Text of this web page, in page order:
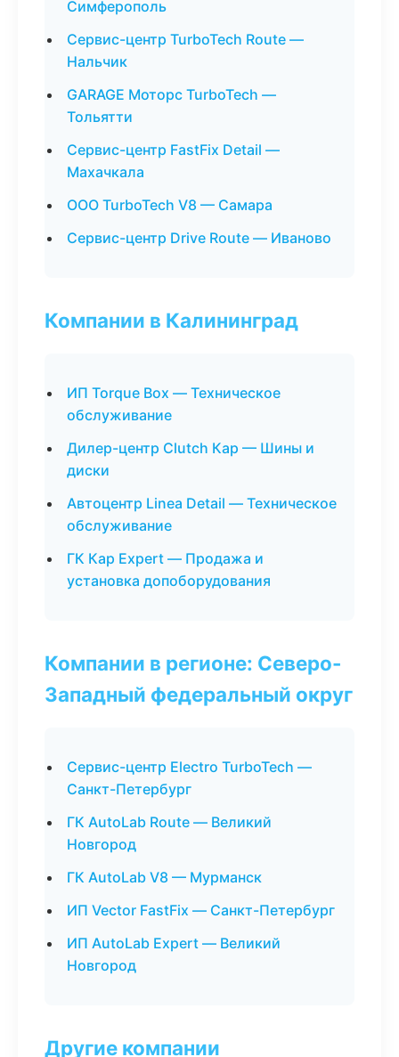
Симферополь
Сервис-центр TurboTech Route —
Нальчик
GARAGE Моторс TurboTech —
Тольятти
Сервис-центр FastFix Detail —
Махачкала
ООО TurboTech V8 — Самара
Сервис-центр Drive Route — Иваново
Компании в Калининград
ИП Torque Box — Техническое
обслуживание
Дилер-центр Clutch Кар — Шины и
диски
Автоцентр Linea Detail — Техническое
обслуживание
ГК Кар Expert — Продажа и
установка допоборудования
Компании в регионе: Северо-
Западный федеральный округ
Сервис-центр Electro TurboTech —
Санкт-Петербург
ГК AutoLab Route — Великий
Новгород
ГК AutoLab V8 — Мурманск
ИП Vector FastFix — Санкт-Петербург
ИП AutoLab Expert — Великий
Новгород
Другие компании